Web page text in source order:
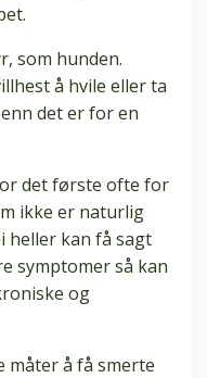
som hunden.
å hvile eller ta
det er for en
det første ofte for
ikke er naturlig
heller kan få sagt
symptomer så kan
og
måter å få smerte